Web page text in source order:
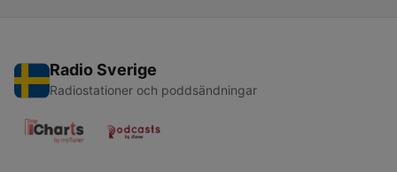
Radio Sverige
Radiostationer och poddsändningar